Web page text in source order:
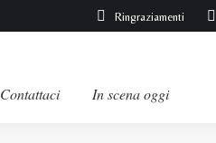
Ringraziamenti
Contattaci In scena oggi